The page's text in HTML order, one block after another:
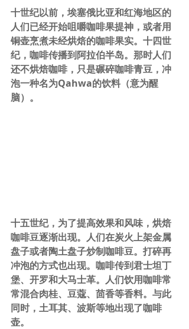
十世纪以前，埃塞俄比亚和红海地区的
人们已经开始咀嚼咖啡果提神，或者用
铜壶烹煮未经烘焙的咖啡果实。十四世
纪，咖啡传播到阿拉伯半岛。那时人们
还不烘焙咖啡，只是碾碎咖啡青豆，冲
泡一种名为Qahwa的饮料（意为醒
脑）。
十五世纪，为了提高效果和风味，烘焙
咖啡豆逐渐出现。人们在炭火上架金属
盘子或者陶土盘子炒制咖啡豆。打碎再
冲泡的方式也出现。咖啡传到君士坦丁
堡、开罗和大马士革。人们饮用咖啡常
常混合肉桂、豆蔻、茴香等香料。与此
同时，土耳其、波斯等地出现了咖啡
壶。